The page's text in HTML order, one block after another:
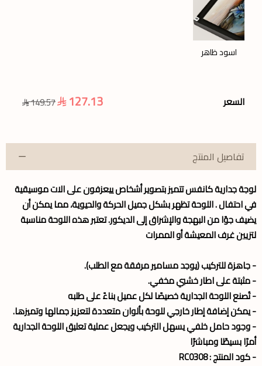
اسود ظاهر
السعر 127.13
149.57
تفاصيل المنتج
لوجة جدارية كانفس تتميز بتصوير أشخاص ييعزفون على الات موسيقية
في احتفال . اللوحة تظهر بشكل جميل الحركة والحيوية، مما يمكن أن
يضيف جوًا من البهجة والإشراق إلى الديكور. تعتبر هذه اللوحة مناسبة
لتزيين غرف المعيشة أو الممرات
- جاهزة للتركيب (يوجد مسامير مرفقة مع الطلب).
- مثبتة على اطار خشبي مخفي.
- تُصنع اللوحة الجدارية خصيصًا لكل عميل بناءً على طلبه
- يمكن إضافة إطار خارجي للوحة بألوان متعددة لتعزيز جمالها وتميزها.
- وجود حامل خلفي يسهل التركيب ويجعل عملية تعليق اللوحة الجدارية
أمرًا بسيطًا ومباشرًا
- كود المنتج : RC0308